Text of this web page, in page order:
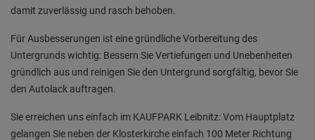
damit zuverlässig und rasch behoben.
Für Ausbesserungen ist eine gründliche Vorbereitung des
Untergrunds wichtig: Bessern Sie Vertiefungen und Unebenheiten
gründlich aus und reinigen Sie den Untergrund sorgfältig, bevor Sie
den Autolack auftragen.
Sie erreichen uns einfach im KAUFPARK Leibnitz: Vom Hauptplatz
gelangen Sie neben der Klosterkirche einfach 100 Meter Richtung